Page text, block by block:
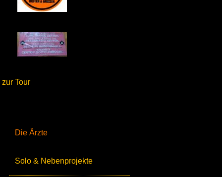
Die Ärzte
Solo & Nebenprojekte
zur Tour